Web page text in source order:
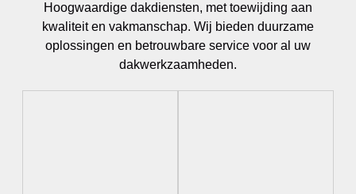
Hoogwaardige dakdiensten, met toewijding aan
kwaliteit en vakmanschap. Wij bieden duurzame
oplossingen en betrouwbare service voor al uw
dakwerkzaamheden.